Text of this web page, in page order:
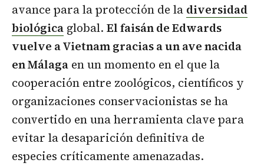
avance para la protección de la diversidad
biológica global. El faisán de Edwards
vuelve a Vietnam gracias a un ave nacida
en Málaga en un momento en el que la
cooperación entre zoológicos, científicos y
organizaciones conservacionistas se ha
convertido en una herramienta clave para
evitar la desaparición definitiva de
especies críticamente amenazadas.